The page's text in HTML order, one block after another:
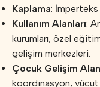
Kaplama: İmperteks
Kullanım Alanları:
kurumları, özel
gelişim merkezleri.
Çocuk Gelişim
koordinasyon, vücut